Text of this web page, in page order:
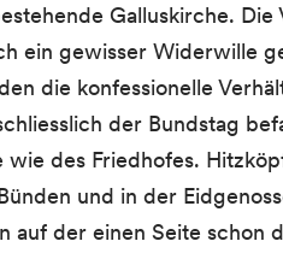
Galluskirche.
ein gewisser Widerwille
die konfessionelle
der Bundstag
des Friedhofes.
und in der
auf der einen Seite